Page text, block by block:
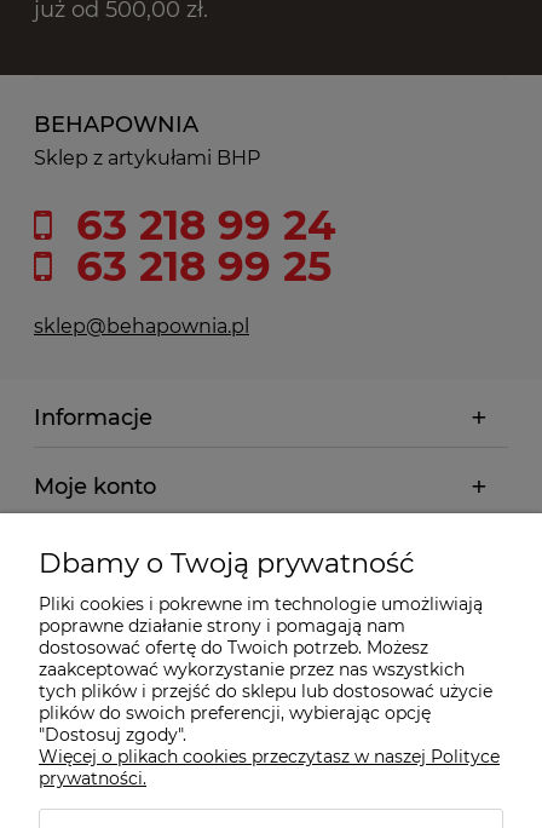
już od 500,00 zł.
BEHAPOWNIA
Sklep z artykułami BHP
63 218 99 24
63 218 99 25
sklep@behapownia.pl
Informacje
Moje konto
Płatności i dostawa
Wybrane Kategorie
Wybrane Marki
Wiedza o BHP
Dbamy o Twoją prywatność
Pliki cookies i pokrewne im technologie umożliwiają
poprawne działanie strony i pomagają nam
dostosować ofertę do Twoich potrzeb. Możesz
zaakceptować wykorzystanie przez nas wszystkich
tych plików i przejść do sklepu lub dostosować użycie
plików do swoich preferencji, wybierając opcję
"Dostosuj zgody".
Więcej o plikach cookies przeczytasz w naszej Polityce
prywatności.